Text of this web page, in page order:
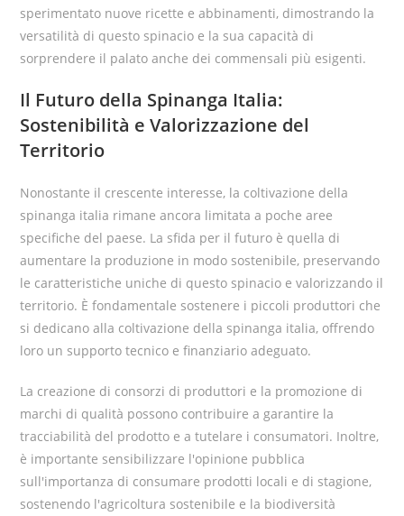
sperimentato nuove ricette e abbinamenti, dimostrando la
versatilità di questo spinacio e la sua capacità di
sorprendere il palato anche dei commensali più esigenti.
Il Futuro della Spinanga Italia:
Sostenibilità e Valorizzazione del
Territorio
Nonostante il crescente interesse, la coltivazione della
spinanga italia rimane ancora limitata a poche aree
specifiche del paese. La sfida per il futuro è quella di
aumentare la produzione in modo sostenibile, preservando
le caratteristiche uniche di questo spinacio e valorizzando il
territorio. È fondamentale sostenere i piccoli produttori che
si dedicano alla coltivazione della spinanga italia, offrendo
loro un supporto tecnico e finanziario adeguato.
La creazione di consorzi di produttori e la promozione di
marchi di qualità possono contribuire a garantire la
tracciabilità del prodotto e a tutelare i consumatori. Inoltre,
è importante sensibilizzare l'opinione pubblica
sull'importanza di consumare prodotti locali e di stagione,
sostenendo l'agricoltura sostenibile e la biodiversità